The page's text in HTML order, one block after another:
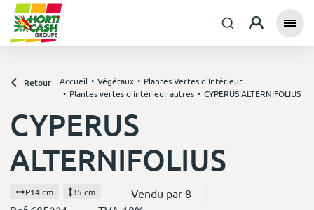
Retour Accueil Végétaux
Plantes Vertes d'Intérieur
Plantes vertes d'intérieur autres
CYPERUS ALTERNIFOLIUS
CYPERUS
ALTERNIFOLIUS
P14 cm 35 cm
Vendu par 8